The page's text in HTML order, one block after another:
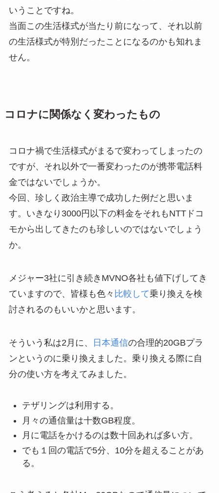
いうことですね。
当面この生活様式が当たり前になって、それ以前
の生活様式が特別だったことになるのかも知れま
せん。
コロナに関係なく変わったもの
コロナ禍で生活様式がまるで変わってしまったの
ですが、それ以外で一番変わったのが携帯電話料
金ではないでしょうか。
今回、珍しく政治主導で成功した例だと思いま
す。いきなり3000円以下の料金をそれもNTTドコ
モから出してきたのも珍しいのではないでしょう
か。
メジャー3社に引き続きMVNO各社も値下げしてき
ていますので、皆様も色々 比較して乗り換えを検
討されるのもいいかと思います。
そういう私は2月に、 日本通信の合理的20GBプラ
ンというのに乗り換えました。乗り換える際に自
分の使い方を考えてみました。
テザリングは利用する。
月々の通信量は十数GB程度。
月に電話をかけるのは数十回あれば多い方。
でも１回の電話で5分、10分を超えることがあ
る。